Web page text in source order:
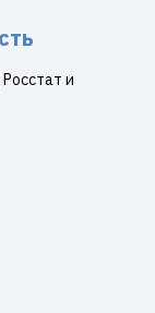
и